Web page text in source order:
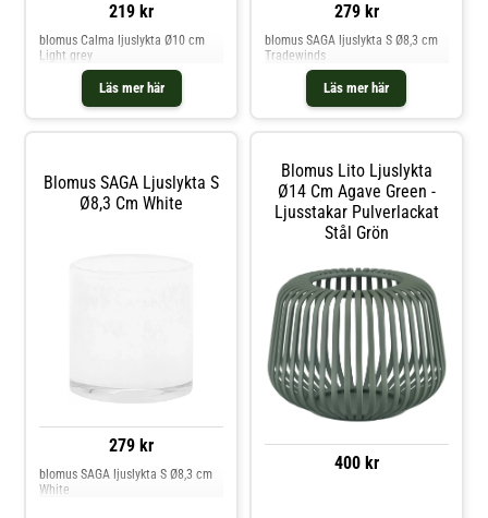
219 kr
Läs mer här
blomus Calma ljuslykta Ø10 cm
Light grey
279 kr
Läs mer här
blomus SAGA ljuslykta S Ø8,3 cm
Tradewinds
Blomus SAGA Ljuslykta S
Ø8,3 Cm White
279 kr
blomus SAGA ljuslykta S Ø8,3 cm
White
Blomus Lito Ljuslykta
Ø14 Cm Agave Green -
Ljusstakar Pulverlackat
Stål Grön
400 kr